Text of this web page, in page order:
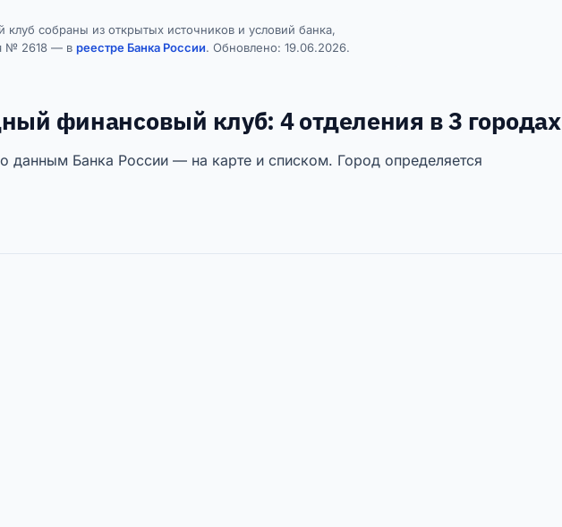
собраны из открытых источников и условий банка,
№ 2618 — в реестре Банка России. Обновлено: 19.06.2026.
финансовый клуб: 4 отделения в 3 городах
Банка России — на карте и списком. Город определяется